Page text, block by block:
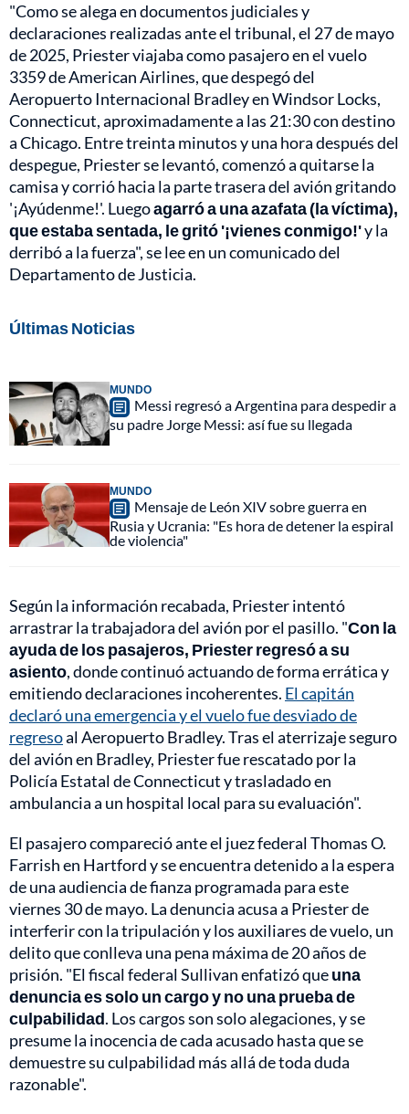
"Como se alega en documentos judiciales y
declaraciones realizadas ante el tribunal, el 27 de mayo
de 2025, Priester viajaba como pasajero en el vuelo
3359 de American Airlines, que despegó del
Aeropuerto Internacional Bradley en Windsor Locks,
Connecticut, aproximadamente a las 21:30 con destino
a Chicago. Entre treinta minutos y una hora después del
despegue, Priester se levantó, comenzó a quitarse la
camisa y corrió hacia la parte trasera del avión gritando
'¡Ayúdenme!'. Luegoagarró a una azafata (la víctima),
que estaba sentada, le gritó '¡vienes conmigo!'y la
derribó a la fuerza", se lee en un comunicado del
Departamento de Justicia.
Últimas Noticias
MUNDO
Messi regresó a Argentina para despedir a
su padre Jorge Messi: así fue su llegada
MUNDO
Mensaje de León XIV sobre guerra en
Rusia y Ucrania: "Es hora de detener la espiral
de violencia"
Según la información recabada, Priester intentó
arrastrar la trabajadora del avión por el pasillo. "Con la
ayuda de los pasajeros, Priester regresó a su
asiento, donde continuó actuando de forma errática y
emitiendo declaraciones incoherentes. El capitán
declaró una emergencia y el vuelo fue desviado de
regresoal Aeropuerto Bradley. Tras el aterrizaje seguro
del avión en Bradley, Priester fue rescatado por la
Policía Estatal de Connecticut y trasladado en
ambulancia a un hospital local para su evaluación".
El pasajero compareció ante el juez federal Thomas O.
Farrish en Hartford y se encuentra detenido a la espera
de una audiencia de fianza programada para este
viernes 30 de mayo. La denuncia acusa a Priester de
interferir con la tripulación y los auxiliares de vuelo, un
delito que conlleva una pena máxima de 20 años de
prisión. "El fiscal federal Sullivan enfatizó queuna
denuncia es solo un cargo y no una prueba de
culpabilidad. Los cargos son solo alegaciones, y se
presume la inocencia de cada acusado hasta que se
demuestre su culpabilidad más allá de toda duda
razonable".